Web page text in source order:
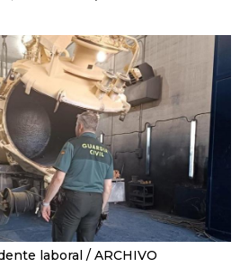
laboral ARCHIVO